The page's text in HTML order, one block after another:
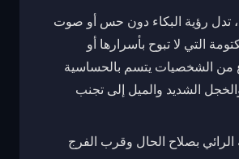
تدل رؤية البكاء دون حس أو صوت
التي لا تبوح بأسرارها أو
من الشخصيات يتسم بالحساسية
الشديد والميل إلى تجنب
الرائي بصلاح الحال وقرب الفرج